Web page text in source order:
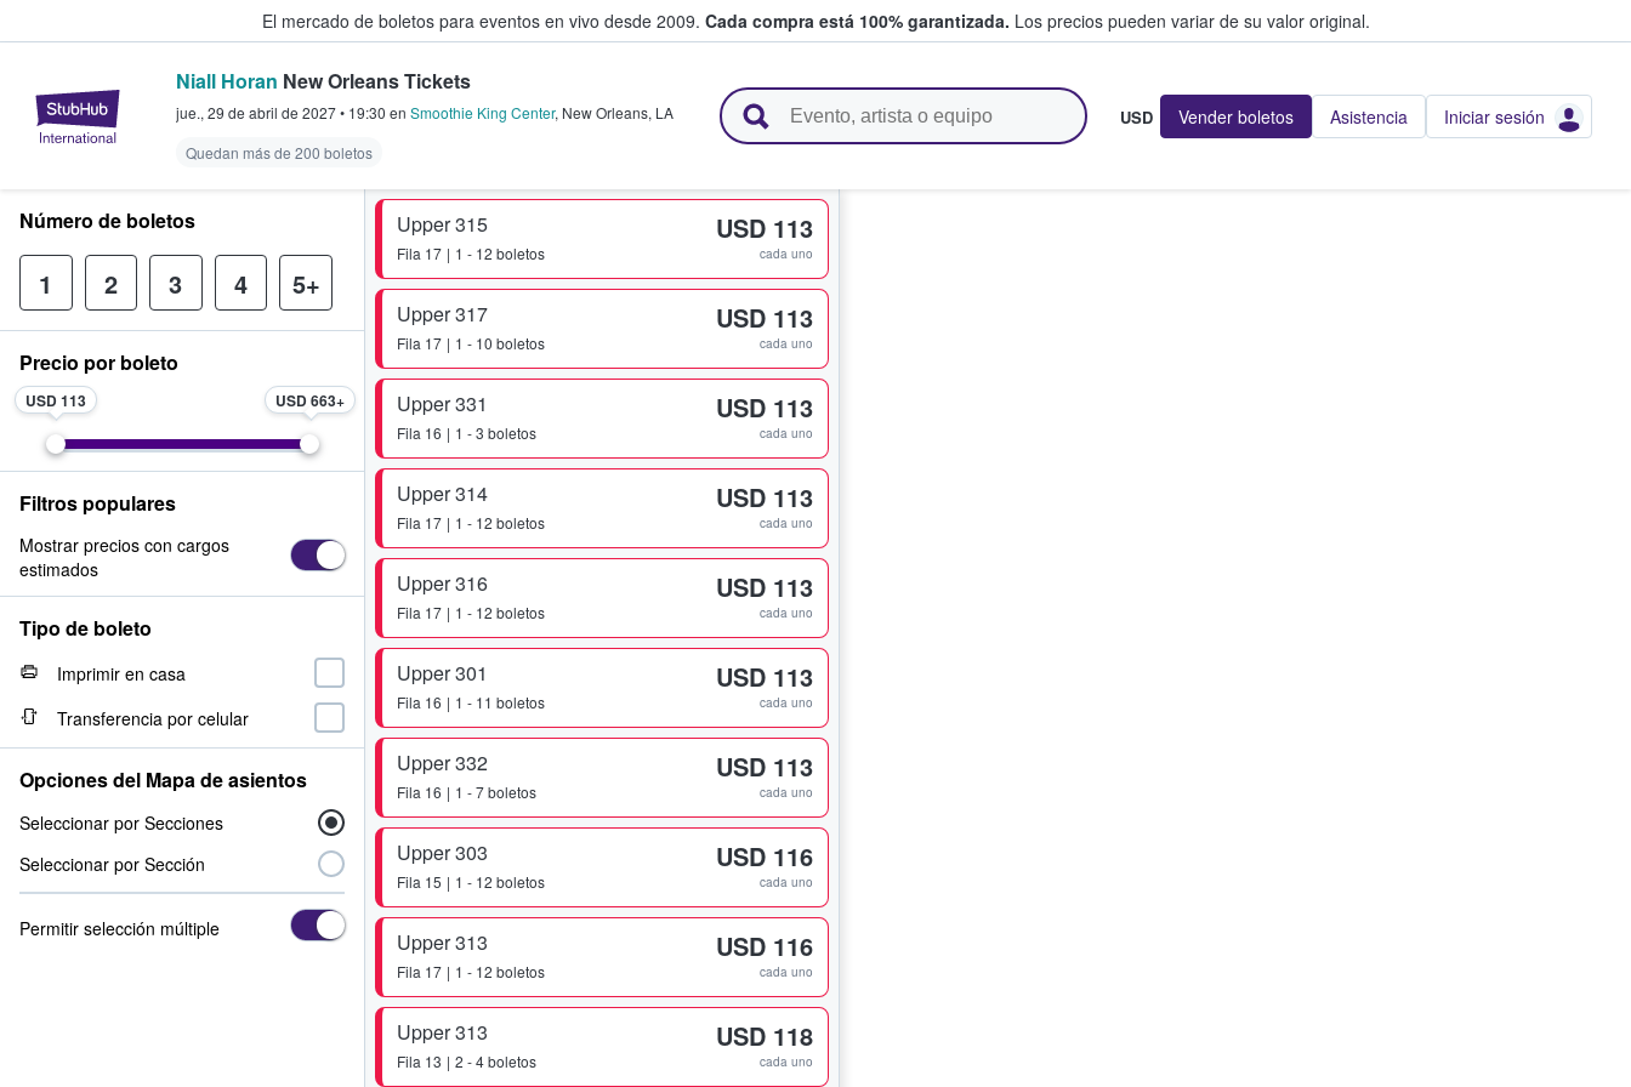
El mercado de boletos para eventos en vivo desde 2009. Cada compra está 100% garantizada. Los precios pueden variar de su valor original.
StubHub: donde los fans compran y venden boletos
Niall Horan New Orleans Tickets
jue., 29 de abril de 2027• 19:30 en Smoothie King Center, New Orleans, LA
Quedan más de 200 boletos
USD Vender boletos Asistencia Iniciar sesión
Upper 315
Fila 17 1 - 12 boletos
USD 113
cada uno
Upper 317
Fila 17 1 - 10 boletos
USD 113
cada uno
Upper 331
Fila 16 1 - 3 boletos
USD 113
cada uno
Upper 314
Fila 17 1 - 12 boletos
USD 113
cada uno
Upper 316
Fila 17 1 - 12 boletos
USD 113
cada uno
Upper 301
Fila 16 1 - 11 boletos
USD 113
cada uno
Upper 332
Fila 16 1 - 7 boletos
USD 113
cada uno
Upper 303
Fila 15 1 - 12 boletos
USD 116
cada uno
Upper 313
Fila 17 1 - 12 boletos
USD 116
cada uno
Upper 313
Fila 13 2 - 4 boletos
USD 118
cada uno
Número de boletos
1 2 3 4 5+
Precio por boleto
USD 113 USD 663
Filtros populares
Mostrar precios con cargos
estimados
Tipo de boleto
Imprimir en casa
Transferencia por celular
Opciones del Mapa de asientos
Seleccionar por Secciones
Seleccionar por Sección
Permitir selección múltiple